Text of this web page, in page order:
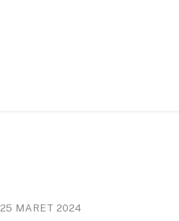
25 MARET 2024